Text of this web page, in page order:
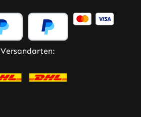
Versandarten: